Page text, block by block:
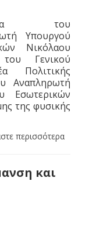
του
Υπουργoύ
Νικόλαου
Γενικού
Πολιτικής
Αναπληρωτή
Εσωτερικών
της φυσικής
περισσότερα
και